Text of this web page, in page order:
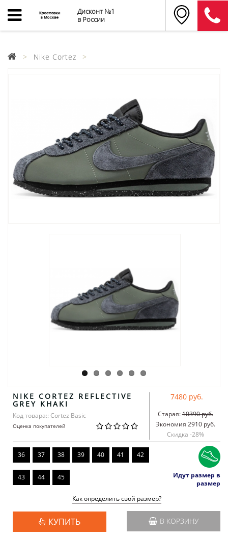
Дисконт №1
в России
Nike Cortez
NIKE CORTEZ REFLECTIVE
GREY KHAKI
Код товара:: Cortez Basic
Оценка покупателей
7480 руб.
Старая:10390 руб.
Экономия 2910 руб.
Скидка -28%
36 37 38 39 40 41 42
43 44 45
Идут размер в
размер
Как определить свой размер?
КУПИТЬ В КОРЗИНУ